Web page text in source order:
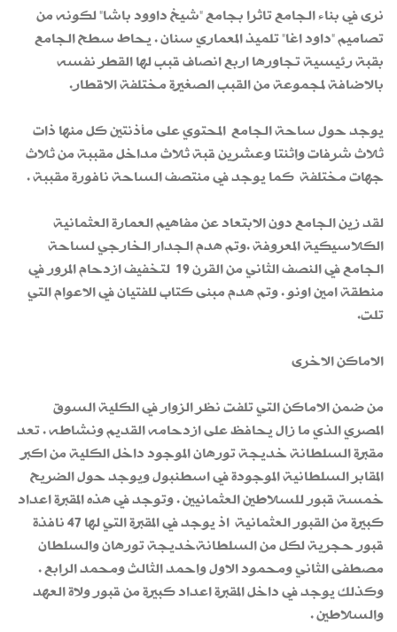
نرى في بناء الجامع تاثرا بجامع "شيخ داوود باشا" لكونه من
تصاميم "داود اغا" تلميذ المعماري سنان . يحاط سطح الجامع
بقبة رئيسية تجاورها اربع انصاف قبب لها القطر نفسه
بالاضافة لمجموعة من القبب الصغيرة مختلفة الاقطار.
يوجد حول ساحة الجامع المحتوي على مأذنتين كل منها ذات
ثلاث شرفات واثنتا وعشرين قبة ثلاث مداخل مقببة من ثلاث
جهات مختلفة كما يوجد في منتصف الساحة نافورة مقببة .
لقد زين الجامع دون الابتعاد عن مفاهيم العمارة العثمانية
الكلاسيكية المعروفة .وتم هدم الجدار الخارجي لساحة
الجامع في النصف الثاني من القرن 19 لتخفيف ازدحام المرور في
منطقة امين اونو . وتم هدم مبنى كتاب للفتيان في الاعوام التي
تلت.
الاماكن الاخرى
من ضمن الاماكن التي تلفت نظر الزوار في الكلية السوق
المصري الذي ما زال يحافظ على ازدحامه القديم ونشاطه . تعد
مقبرة السلطانة خديجة تورهان الموجود داخل الكلية من اكبر
المقابر السلطانية الموجودة في اسطنبول ويوجد حول الضريح
خمسة قبور للسلاطين العثمانيين . وتوجد في هذه المقبرة اعداد
كبيرة من القبور العثمانية اذ يوجد في المقبرة التي لها 47 نافذة
قبور حجرية لكل من السلطانةخديجة تورهان والسلطان
مصطفى الثاني ومحمود الاول واحمد الثالث ومحمد الرابع .
وكذلك يوجد في داخل المقبرة اعداد كبيرة من قبور ولاة العهد
والسلاطين .